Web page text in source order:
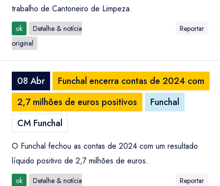
trabalho de Cantoneiro de Limpeza.
ok
Detalhe & notícia
original
Reportar
08 Abr
Funchal encerra contas de 2024 com
2,7 milhões de euros positivos
Funchal
CM Funchal
O Funchal fechou as contas de 2024 com um resultado
líquido positivo de 2,7 milhões de euros.
ok
Detalhe & notícia
Reportar